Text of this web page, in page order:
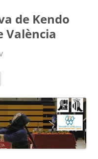
de Kendo
València